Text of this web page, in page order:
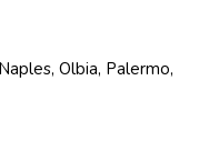
Olbia, Palermo,